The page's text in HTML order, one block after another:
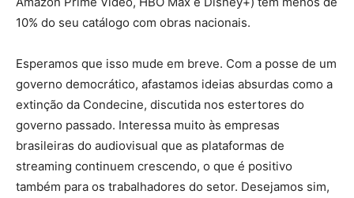
10% do seu catálogo com obras nacionais.
Esperamos que isso mude em breve. Com a posse de um
governo democrático, afastamos ideias absurdas como a
extinção da Condecine, discutida nos estertores do
governo passado. Interessa muito às empresas
brasileiras do audiovisual que as plataformas de
streaming continuem crescendo, o que é positivo
também para os trabalhadores do setor. Desejamos sim,